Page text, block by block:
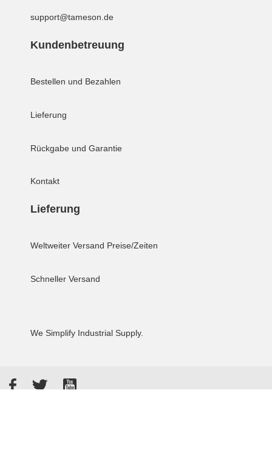
support@tameson.de
Kundenbetreuung
Bestellen und Bezahlen
Lieferung
Rückgabe und Garantie
Kontakt
Lieferung
Weltweiter Versand Preise/Zeiten
Schneller Versand
We Simplify Industrial Supply.
FacebookTwitterYouTube